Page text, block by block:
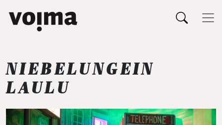
Päävalikko
NIEBELUNGEIN
LAULU